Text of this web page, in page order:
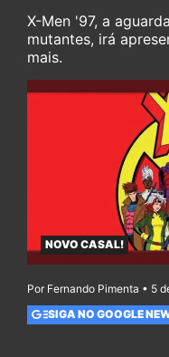
X-Men '97, a
mutantes, irá
mais.
NOVO CASAL!
Por Fernando Pimenta • 5
SIGA NO GOOGLE